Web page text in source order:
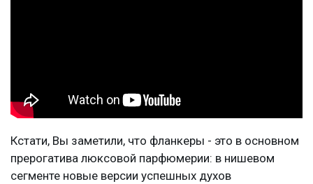
Кстати, Вы заметили, что фланкеры - это в основном
прерогатива люксовой парфюмерии: в нишевом
сегменте новые версии успешных духов